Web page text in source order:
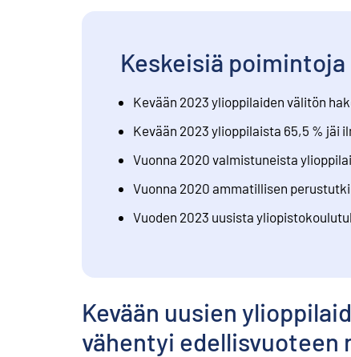
Keskeisiä poimintoja
Kevään 2023 ylioppilaiden välitön
Kevään 2023 ylioppilaista 65,5 % jäi
Vuonna 2020 valmistuneista
Vuonna 2020 ammatillisen
Vuoden 2023 uusista
Kevään uusien
vähentyi edellisvuoteen